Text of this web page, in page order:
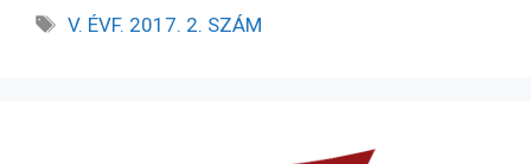
V. ÉVF. 2017. 2. SZÁM